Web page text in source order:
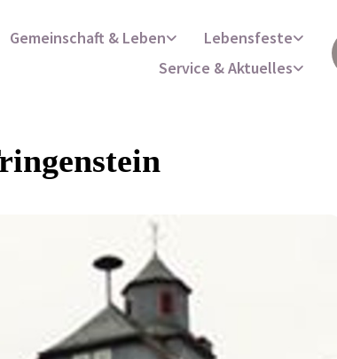
Gemeinschaft & Leben
Lebensfeste
Service & Aktuelles